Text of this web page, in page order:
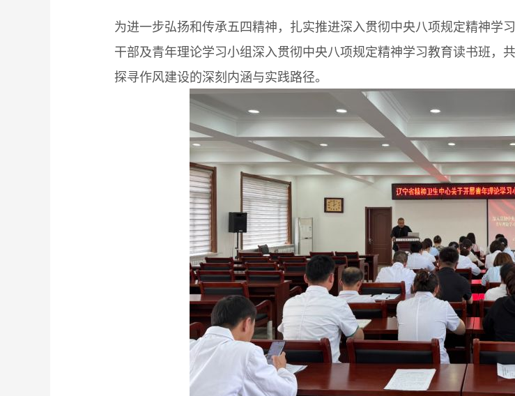
为进一步弘扬和传承五四精神，扎实推进深入贯彻中央八项规定精神学
干部及青年理论学习小组深入贯彻中央八项规定精神学习教育读书班，
探寻作风建设的深刻内涵与实践路径。